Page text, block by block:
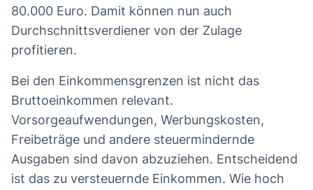
80.000 Euro. Damit können nun auch
Durchschnittsverdiener von der Zulage
profitieren.
Bei den Einkommensgrenzen ist nicht das
Bruttoeinkommen relevant.
Vorsorgeaufwendungen, Werbungskosten,
Freibeträge und andere steuermindernde
Ausgaben sind davon abzuziehen. Entscheidend
ist das zu versteuernde Einkommen. Wie hoch